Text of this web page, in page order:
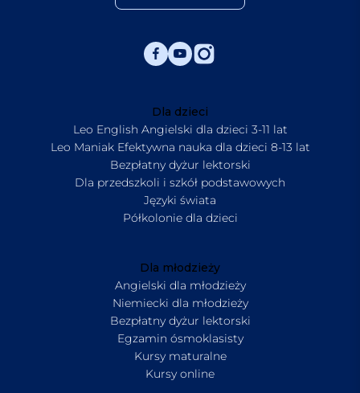
Dla dzieci
Leo English Angielski dla dzieci 3-11 lat
Leo Maniak Efektywna nauka dla dzieci 8-13 lat
Bezpłatny dyżur lektorski
Dla przedszkoli i szkół podstawowych
Języki świata
Półkolonie dla dzieci
Dla młodzieży
Angielski dla młodzieży
Niemiecki dla młodzieży
Bezpłatny dyżur lektorski
Egzamin ósmoklasisty
Kursy maturalne
Kursy online